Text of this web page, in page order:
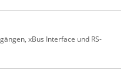
xBus Interface und RS-